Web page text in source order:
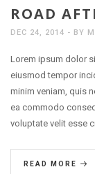
ROAD
DEC 24, 2014 BY
Lorem ipsum dolor
eiusmod tempor
minim veniam, quis
ea commodo
voluptate velit esse
READ MORE